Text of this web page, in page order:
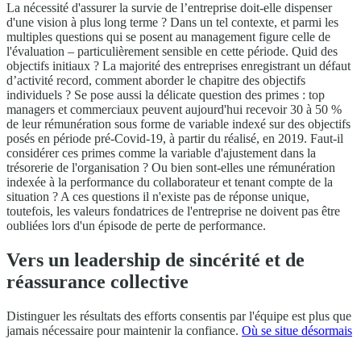
La nécessité d'assurer la survie de l’entreprise doit-elle dispenser
d'une vision à plus long terme ? Dans un tel contexte, et parmi les
multiples questions qui se posent au management figure celle de
l'évaluation – particulièrement sensible en cette période. Quid des
objectifs initiaux ? La majorité des entreprises enregistrant un défaut
d’activité record, comment aborder le chapitre des objectifs
individuels ? Se pose aussi la délicate question des primes : top
managers et commerciaux peuvent aujourd'hui recevoir 30 à 50 %
de leur rémunération sous forme de variable indexé sur des objectifs
posés en période pré-Covid-19, à partir du réalisé, en 2019. Faut-il
considérer ces primes comme la variable d'ajustement dans la
trésorerie de l'organisation ? Ou bien sont-elles une rémunération
indexée à la performance du collaborateur et tenant compte de la
situation ? A ces questions il n'existe pas de réponse unique,
toutefois, les valeurs fondatrices de l'entreprise ne doivent pas être
oubliées lors d'un épisode de perte de performance.
Vers un leadership de sincérité et de
réassurance collective
Distinguer les résultats des efforts consentis par l'équipe est plus que
jamais nécessaire pour maintenir la confiance. Où se situe désormais